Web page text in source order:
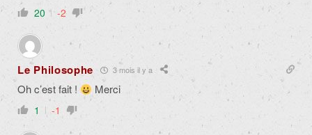
20 -2
Le Philosophe 3 mois il y a
Oh c’est fait ! Merci
1 -1